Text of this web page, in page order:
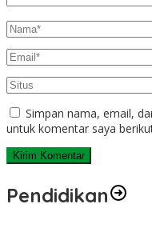
Simpan nama, email,
untuk komentar saya
Pendidikan